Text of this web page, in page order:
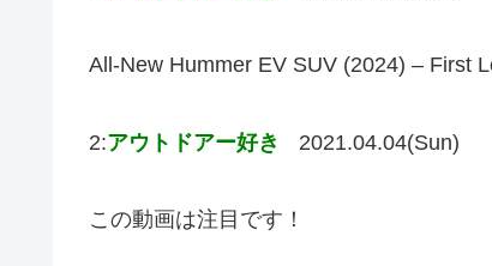
All-New Hummer EV SUV (2024) – First
2:アウトドアー好き 2021.04.04(Sun)
この動画は注目です！